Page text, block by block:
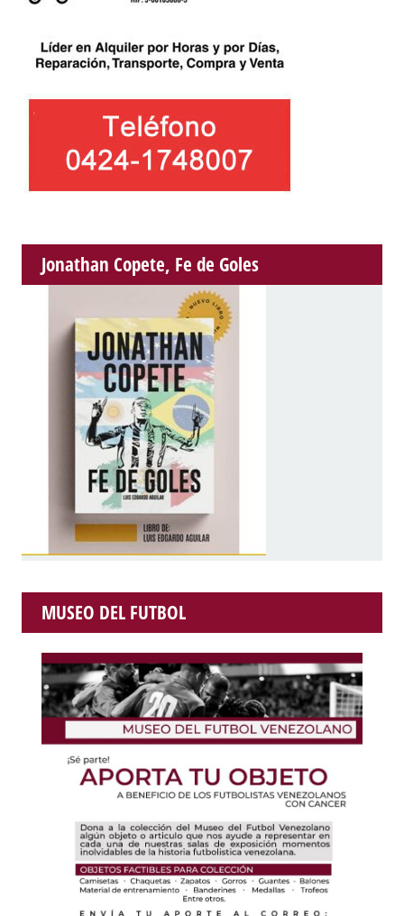
Jonathan Copete, Fe de Goles
MUSEO DEL FUTBOL